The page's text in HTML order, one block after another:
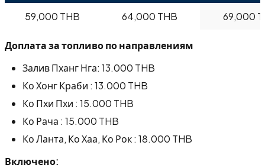
59,000 THB 64,000 THB 69,000
Доплата за топливо по направлениям
Залив Пханг Нга: 13.000 THB
Ко Хонг Краби : 13.000 THB
Ко Пхи Пхи : 15.000 THB
Ко Рача : 15.000 THB
Ко Ланта, Ко Хаа, Ко Рок : 18.000 THB
Включено: